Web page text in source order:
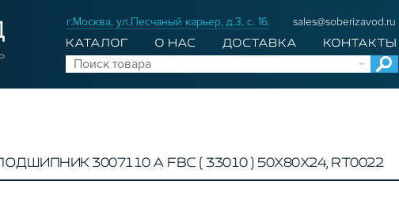
г.Москва, ул.Песчаный карьер, д.3, с. 16. sales@soberizavod.ru
КАТАЛОГ О НАС ДОСТАВКА КОНТАКТЫ
ПОДШИПНИК 3007110 А FBC ( 33010 ) 50Х80Х24, RT0022